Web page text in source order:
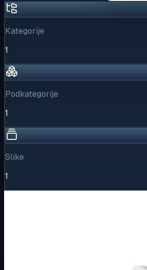
Kategorije
1
Podkategorije
1
Slike
1